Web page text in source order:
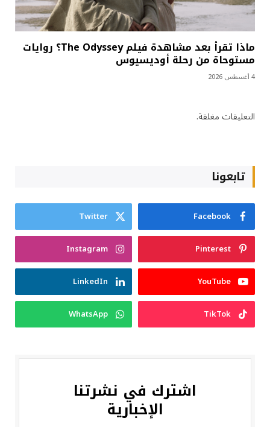
ماذا تقرأ بعد مشاهدة فيلم The Odyssey؟ روايات
مستوحاة من رحلة أوديسيوس
4 أغسطس 2026
التعليقات مغلقة.
تابعونا
Facebook
Twitter
Pinterest
Instagram
YouTube
LinkedIn
TikTok
WhatsApp
اشترك في نشرتنا
الإخبارية